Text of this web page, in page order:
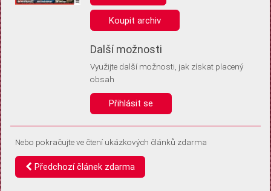
Anonymní unikátní ID
Díky němu příště poznáme, že se jedná o stejné zařízení, a
Identifikátor je zcela anonymní.
Vaše souhlasy a odmítnutí si ukládáme do vašeho zařízení, abychom se
vás už příště znovu neptali. Můžete je kdykoli později upravit ve Správě
Koupit archiv
Další možnosti
Využijte další možnosti, jak získat placený
obsah
Přihlásit se
Nebo pokračujte ve čtení ukázkových článků zdarma
Předchozí článek zdarma